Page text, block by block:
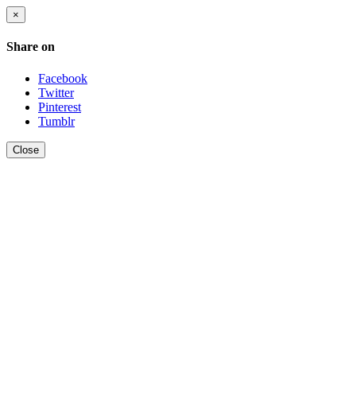
×
Share on
Facebook
Twitter
Pinterest
Tumblr
Close